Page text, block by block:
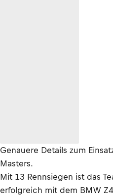
Genauere Details zum
Masters.
Mit 13 Rennsiegen ist das
erfolgreich mit dem BMW